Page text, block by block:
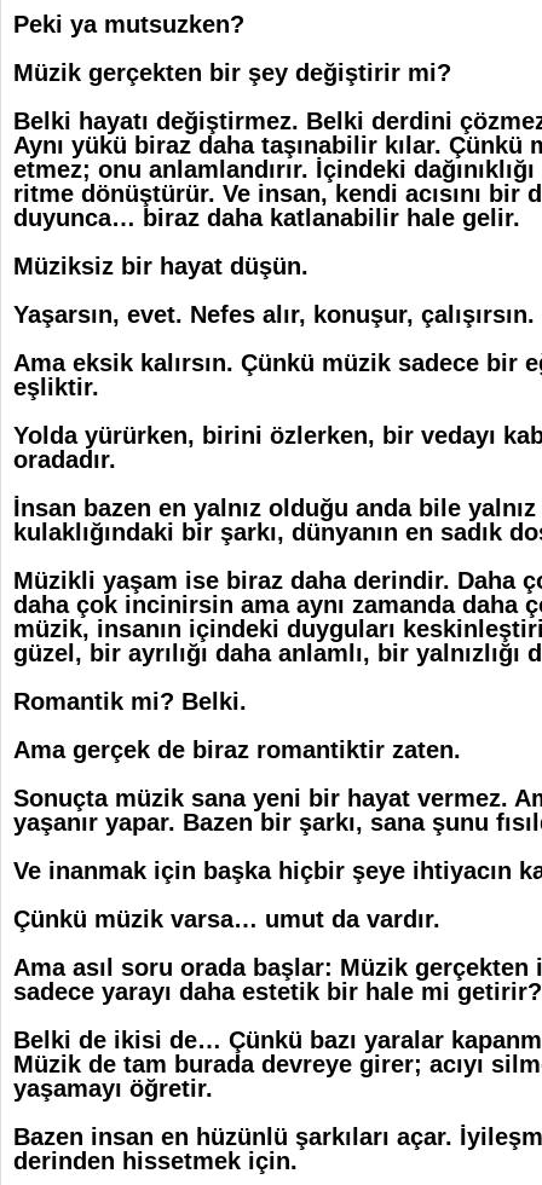
Peki ya mutsuzken?
Müzik gerçekten bir şey değiştirir mi?
Belki hayatı değiştirmez. Belki derdini
Aynı yükü biraz daha taşınabilir kılar. Çünkü
etmez; onu anlamlandırır. İçindeki
ritme dönüştürür. Ve insan, kendi acısını bir
duyunca… biraz daha katlanabilir hale gelir.
Müziksiz bir hayat düşün.
Yaşarsın, evet. Nefes alır, konuşur, çalışırsın.
Ama eksik kalırsın. Çünkü müzik sadece bir
eşliktir.
Yolda yürürken, birini özlerken, bir vedayı
oradadır.
İnsan bazen en yalnız olduğu anda bile
kulaklığındaki bir şarkı, dünyanın en sadık
Müzikli yaşam ise biraz daha derindir. Daha
daha çok incinirsin ama aynı zamanda daha
müzik, insanın içindeki duyguları
güzel, bir ayrılığı daha anlamlı, bir yalnızlığı
Romantik mi? Belki.
Ama gerçek de biraz romantiktir zaten.
Sonuçta müzik sana yeni bir hayat vermez.
yaşanır yapar. Bazen bir şarkı, sana şunu
Ve inanmak için başka hiçbir şeye ihtiyacın
Çünkü müzik varsa… umut da vardır.
Ama asıl soru orada başlar: Müzik
sadece yarayı daha estetik bir hale mi getirir?
Belki de ikisi de… Çünkü bazı yaralar
Müzik de tam burada devreye girer; acıyı
yaşamayı öğretir.
Bazen insan en hüzünlü şarkıları açar.
derinden hissetmek için.